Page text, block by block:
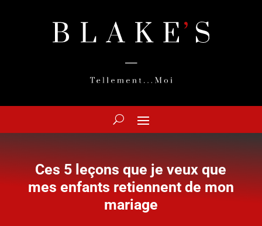
Ces 5 leçons que je veux que
mes enfants retiennent de mon
mariage